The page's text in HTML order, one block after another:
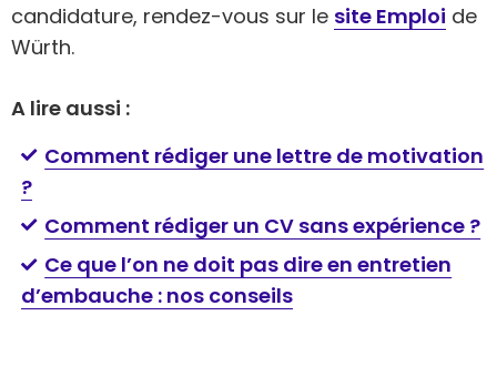
candidature, rendez-vous sur le site Emploi de
Würth.
A lire aussi :
Comment rédiger une lettre de motivation
?
Comment rédiger un CV sans expérience ?
Ce que l’on ne doit pas dire en entretien
d’embauche : nos conseils